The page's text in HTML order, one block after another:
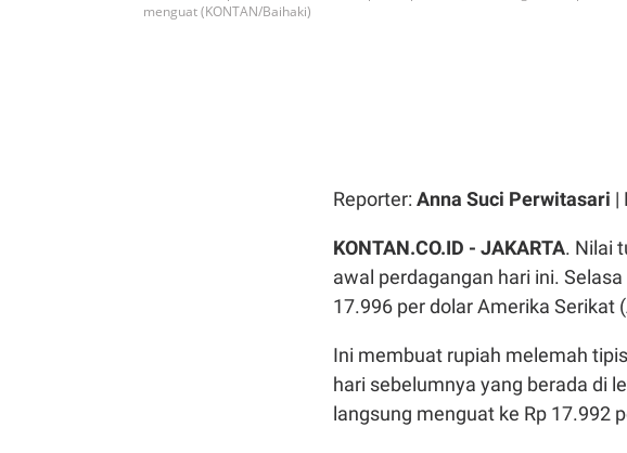
menguat (KONTAN/Baihaki)
Reporter: Anna Suci Perwitasari |
KONTAN.CO.ID - JAKARTA. Nilai
awal perdagangan hari ini.
17.996 per dolar Amerika Serikat
Ini membuat rupiah melemah
hari sebelumnya yang berada di
langsung menguat ke Rp 17.992